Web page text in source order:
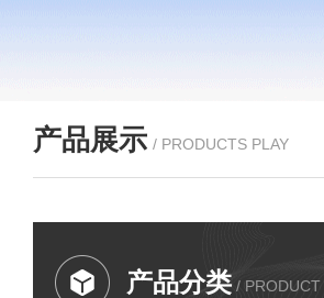
产品展示 / PRODUCTS PLAY
产品分类 / PRODUCT